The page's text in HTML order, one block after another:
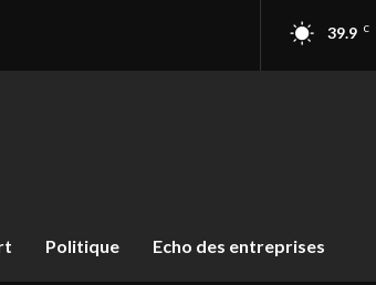
39.9 C
Politique Echo des entreprises